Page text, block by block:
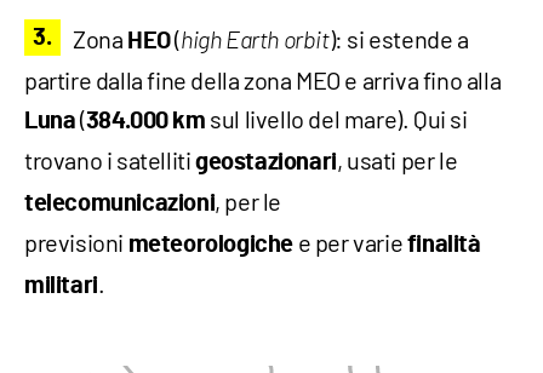
Zona HEO(high Earth orbit): si estende a
partire dalla fine della zona MEO e arriva fino alla
Luna (384.000 km sul livello del mare). Qui si
trovano i satelliti geostazionari, usati per le
telecomunicazioni, per le
previsioni meteorologiche e per varie finalità
militari.